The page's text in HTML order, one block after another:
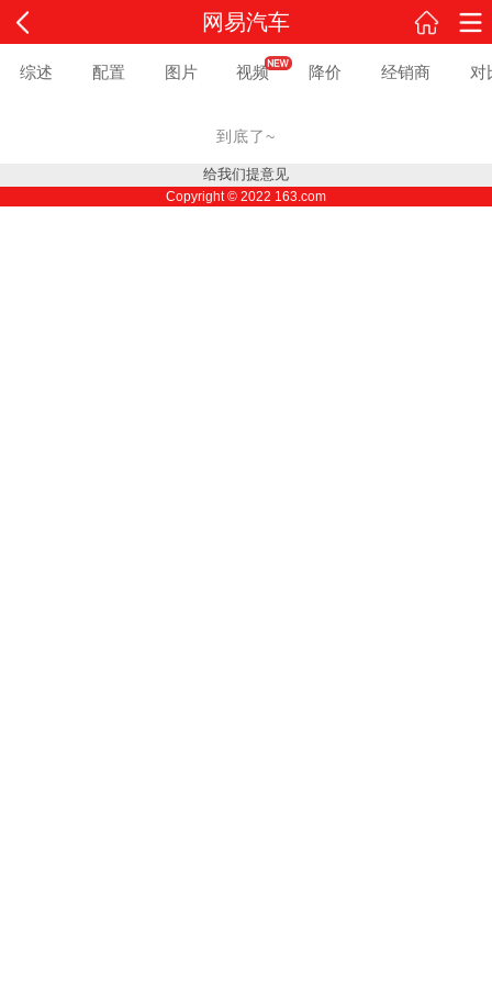
网易汽车
综述 配置 图片 视频 降价 经销商 对
到底了~
给我们提意见
Copyright © 2022 163.com